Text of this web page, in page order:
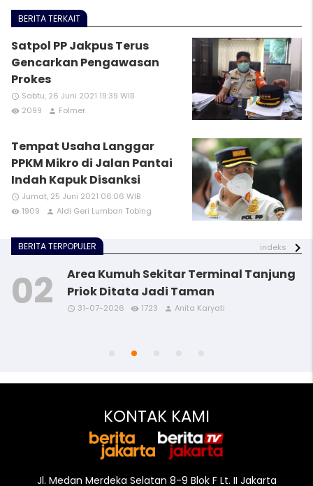
BERITA TERKAIT
Satpol PP Jakpus Terus
Gencarkan Pengawasan
Prokes
access_time Sabtu, 26 Juni 2021 19:39 WIB
remove_red_eye 2099 person Folmer
Tempat Usaha Langgar
PPKM Mikro di Jalan Pantai
Indah Kapuk Disanksi
access_time Jumat, 25 Juni 2021 06:06 WIB
remove_red_eye 1909 person Aldi Geri Lumban Tobing
BERITA TERPOPULER indeks
access_time remove_red_eye person
Area Kumuh Sekitar Terminal Tanjung
Priok Ditata Jadi Taman
access_time 31-07-2026 remove_red_eye 1723 person Anita Karyati
access_time remove_red_eye person
access_time remove_red_eye person
KONTAK KAMI
Jl. Medan Merdeka Selatan 8-9 Blok F Lt. II Jakarta